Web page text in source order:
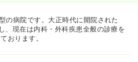
の病院です。大正時代に開院された
、現在は内科・外科疾患全般の診療を
おります。